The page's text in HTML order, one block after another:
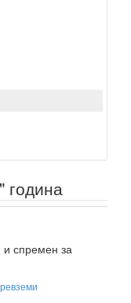
по "2006" година
и спремен за